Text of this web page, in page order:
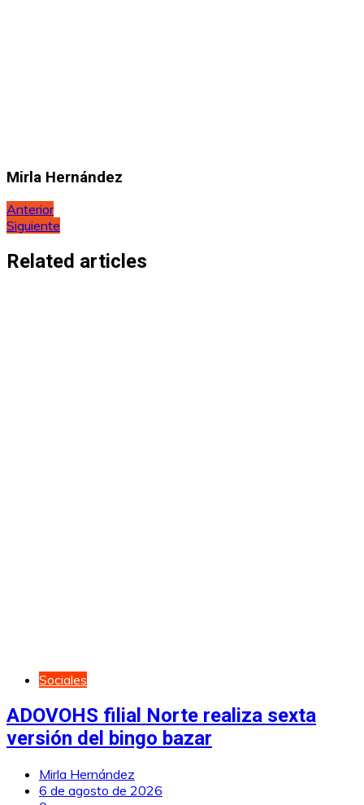
Mirla Hernández
Navegación
de
entradas
Anterior
Siguiente
Related articles
Sociales
ADOVOHS filial Norte realiza sexta
versión del bingo bazar
Mirla Hernández
6 de agosto de 2026